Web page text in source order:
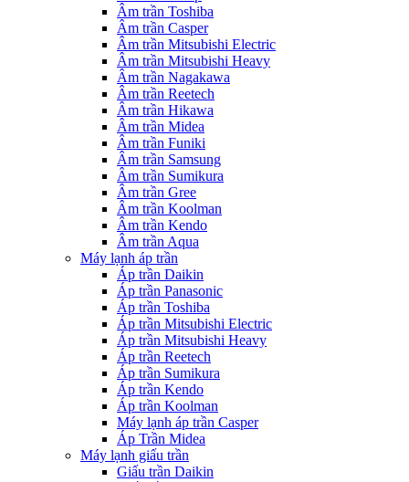
Âm trần Toshiba
Âm trần Casper
Âm trần Mitsubishi Electric
Âm trần Mitsubishi Heavy
Âm trần Nagakawa
Âm trần Reetech
Âm trần Hikawa
Âm trần Midea
Âm trần Funiki
Âm trần Samsung
Âm trần Sumikura
Âm trần Gree
Âm trần Koolman
Âm trần Kendo
Âm trần Aqua
Máy lạnh áp trần
Áp trần Daikin
Áp trần Panasonic
Áp trần Toshiba
Áp trần Mitsubishi Electric
Áp trần Mitsubishi Heavy
Áp trần Reetech
Áp trần Sumikura
Áp trần Kendo
Áp trần Koolman
Máy lạnh áp trần Casper
Áp Trần Midea
Máy lạnh giấu trần
Giấu trần Daikin